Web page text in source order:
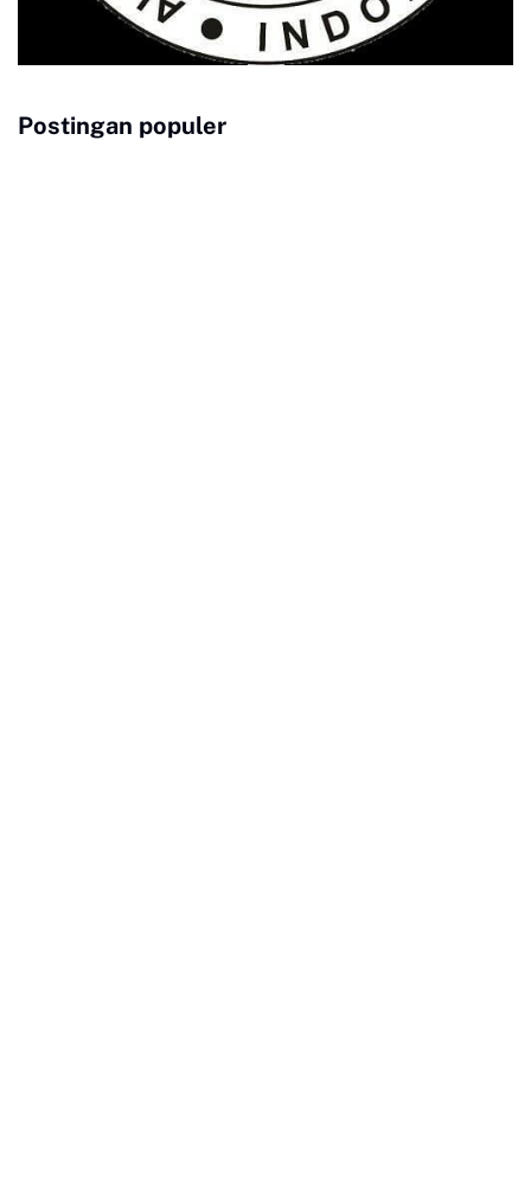
Postingan populer